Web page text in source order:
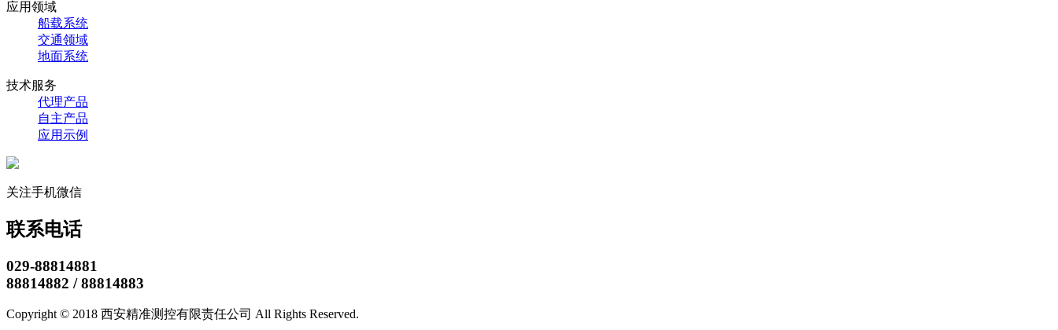
应用领域
船载系统
交通领域
地面系统
技术服务
代理产品
自主产品
应用示例
关注手机微信
联系电话
029-88814881
88814882 / 88814883
Copyright © 2018 西安精准测控有限责任公司 All Rights Reserved.